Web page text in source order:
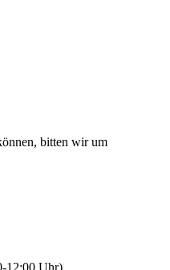
bitten wir um